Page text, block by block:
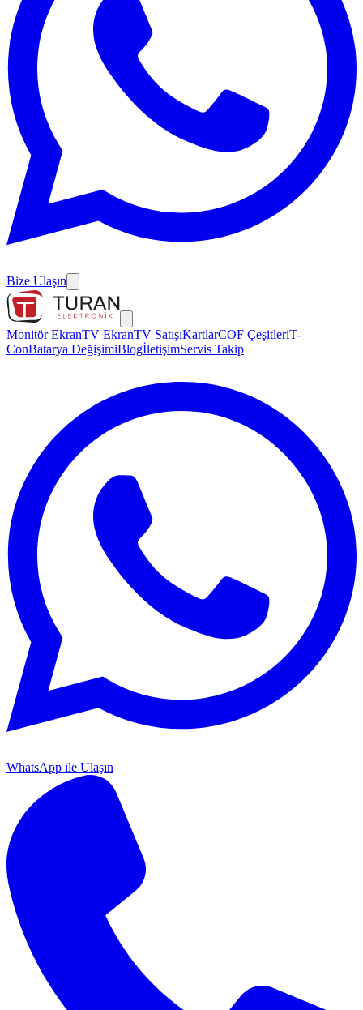
Bize Ulaşın
Monitör EkranTV EkranTV SatışıKartlarCOF ÇeşitleriT-
ConBatarya DeğişimiBlogİletişimServis Takip
WhatsApp ile Ulaşın